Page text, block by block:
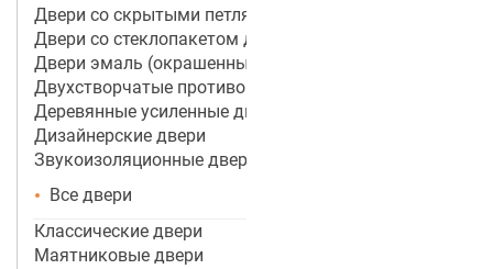
Двери со скрытыми петлями
Двери со стеклопакетом для объектов
Двери эмаль (окрашенные по RAL)
Двухстворчатые противопожарные двери
Деревянные усиленные двери
Дизайнерские двери
Звукоизоляционные двери
Все двери
Классические двери
Маятниковые двери